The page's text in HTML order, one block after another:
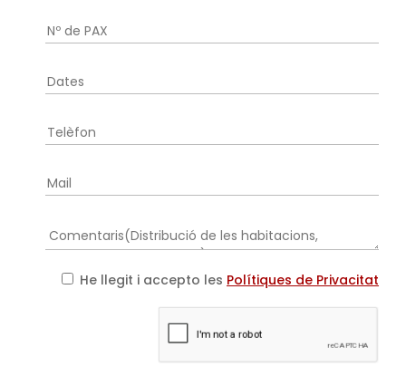
He llegit i accepto les Polítiques de Privacitat